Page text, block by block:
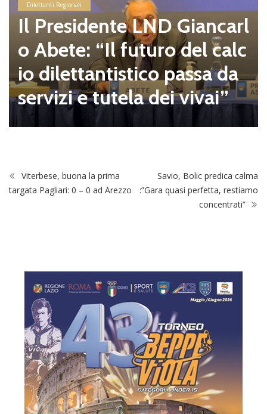
Dilettanti Regionali
Il Presidente LND Giancarl
o Abete: “Il futuro del calc
io dilettantistico passa da
servizi e tutela dei vivai”
Viterbese, buona la prima
targata Pagliari: 0 – 0 ad Arezzo
Savio, Bolic predica calma
:”Gara quasi perfetta, restiamo
concentrati”